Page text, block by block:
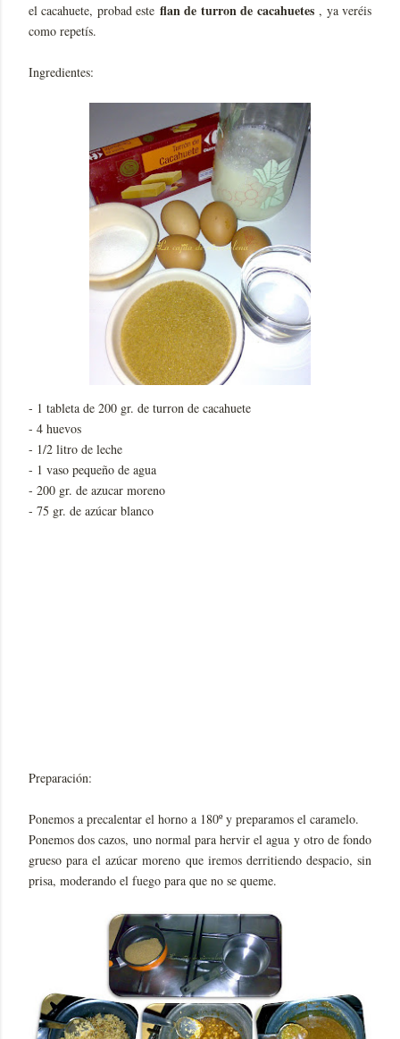
el cacahuete, probad este flan de turron de cacahuetes, ya veréis
como repetís.
Ingredientes:
- 1 tableta de 200 gr. de turron de cacahuete
- 4 huevos
- 1/2 litro de leche
- 1 vaso pequeño de agua
- 200 gr. de azucar moreno
- 75 gr. de azúcar blanco
Preparación:
Ponemos a precalentar el horno a 180º y preparamos el caramelo.
Ponemos dos cazos, uno normal para hervir el agua y otro de fondo
grueso para el azúcar moreno que iremos derritiendo despacio, sin
prisa, moderando el fuego para que no se queme.